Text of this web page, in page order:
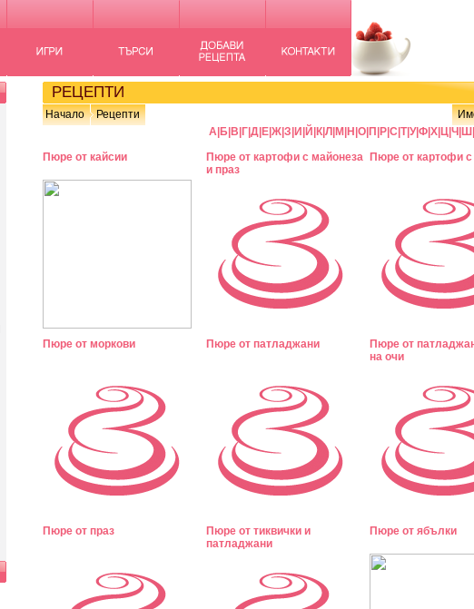
РЕЦЕПТИ
Начало Рецепти
А Б В Г Д Е Ж З И Й К Л М Н О П Р С Т|У|Ф Х Ц Ч Ш
Пюре от кайсии
Пюре от картофи с майонеза
и праз
Пюре от картофи с
Пюре от моркови Пюре от патладжани
Пюре от
на очи
Пюре от праз
Пюре от тиквички и
патладжани
Пюре от ябълки